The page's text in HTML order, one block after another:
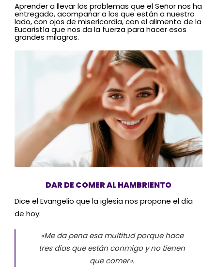
Aprender a llevar los problemas que el Señor nos ha
entregado, acompañar a los que están a nuestro
lado, con ojos de misericordia, con el alimento de la
Eucaristía que nos da la fuerza para hacer esos
grandes milagros.
DAR DE COMER AL HAMBRIENTO
Dice el Evangelio que la iglesia nos propone el día
de hoy:
«Me da pena esa multitud porque hace
tres días que están conmigo y no tienen
que comer».